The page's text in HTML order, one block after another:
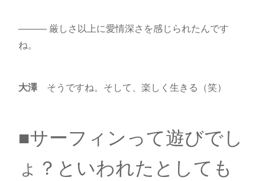
――― 厳しさ以上に愛情深さを感じられたんです
ね。
大澤 そうですね。そして、楽しく生きる（笑）
■サーフィンって遊びでし
ょ？といわれたとしても